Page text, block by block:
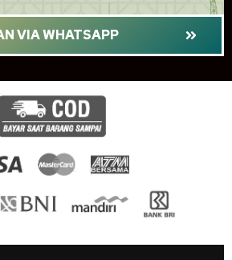
VIA WHATSAPP